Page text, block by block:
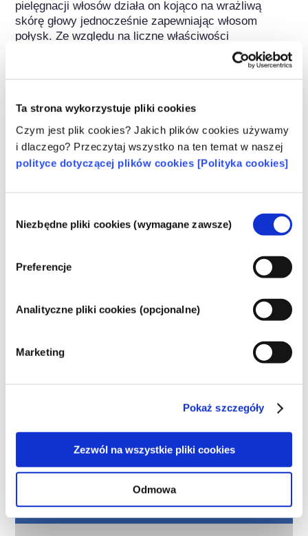
Ta strona wykorzystuje pliki cookies
Czym jest plik cookies? Jakich plików cookies używamy
i dlaczego? Przeczytaj wszystko na ten temat w naszej
polityce dotyczącej plików cookies [Polityka cookies]
zgody
Niezbędne pliki cookies (wymagane zawsze)
Preferencje
Analityczne pliki cookies (opcjonalne)
Marketing
Pokaż szczegóły
Zezwól na wszystkie pliki cookies
Odmowa
pielęgnacji włosów działa on kojąco na wrażliwą
skórę głowy jednocześnie zapewniając włosom
połysk. Ze względu na liczne właściwości
pielęgnacyjne skóry i włosów, olej kokosowy jest
wykorzystywany zarówno w formie czystej, jak i w
mieszaninach jako aktywny składnik wielu produktów
do ciała czy szampony.
Ponadto olej kokosowy jest (podobnie jak np. olej z
ziaren palmowych) ważnym surowcem naturalnym do
produkcji innych produktów oleochemicznych, które
Humektanty
Składniki pielęgnujące włosy / Środki
Regulacje dotyczące kosmetyków
składników kosmetycznych, poza UE mogą
Poznaj swoje kosmetyki